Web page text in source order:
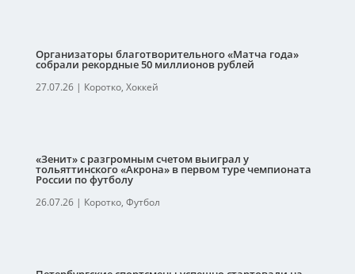
Организаторы благотворительного «Матча года»
собрали рекордные 50 миллионов рублей
27.07.26| Коротко, Хоккей
«Зенит» с разгромным счетом выиграл у
тольяттинского «Акрона» в первом туре чемпионата
России по футболу
26.07.26| Коротко, Футбол